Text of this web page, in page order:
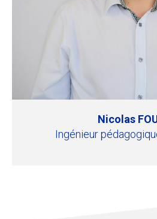
Nicolas
Ingénieur